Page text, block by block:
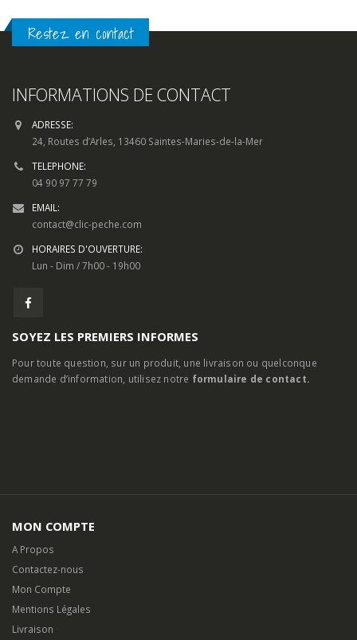
Restez en contact
INFORMATIONS DE CONTACT
ADRESSE:
24, Routes d’Arles, 13460 Saintes-Maries-de-la-Mer
TELEPHONE:
04 90 97 77 79
EMAIL:
contact@clic-peche.com
HORAIRES D'OUVERTURE:
Lun - Dim / 7h00 - 19h00
SOYEZ LES PREMIERS INFORMES
Pour toute question, sur un produit, une livraison ou quelconque
demande d’information, utilisez notre formulaire de contact.
MON COMPTE
A Propos
Contactez-nous
Mon Compte
Mentions Légales
Livraison